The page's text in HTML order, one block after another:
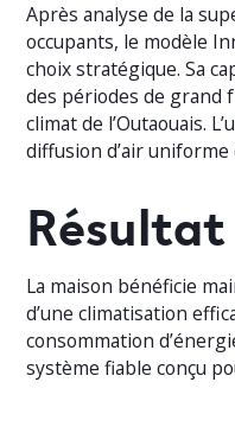
Après analyse de la
occupants, le modèle
choix stratégique. Sa
des périodes de grand
climat de l’Outaouais.
diffusion d’air
Résultat
La maison bénéficie
d’une climatisation
consommation
système fiable conçu